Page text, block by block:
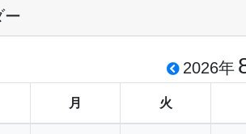
ー
2026年
月 火